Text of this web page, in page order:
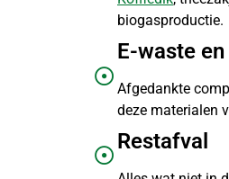
biogasproductie.
E-waste
Afgedankte
deze materialen
Restafval